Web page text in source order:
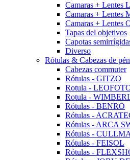
Camaras + Lentes
Camaras + Lentes
Camaras + Lentes
Tapas del objetivos
Capotas
Diverso
Rótulas & Cabezas de
Cabezas commuter
Rótulas - GITZO
Rotula -
Rotula -
Rótulas - BENRO
Rótulas -
Rótulas - ARCA
Rótulas -
Rótulas - FEISOL
Rótulas -